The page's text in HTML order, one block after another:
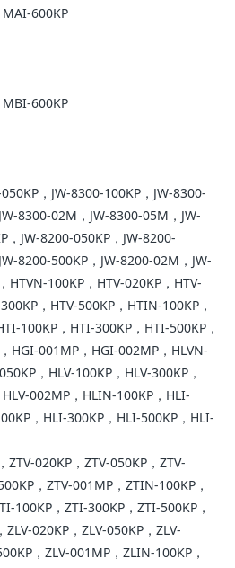
600KP
600KP
，JW-8300-100KP，JW-8300-
8300-02M，JW-8300-05M，JW-
JW-8200-050KP，JW-8200-
8200-500KP，JW-8200-02M，JW-
100KP，HTV-020KP，HTV-
，HTV-500KP，HTIN-100KP，
100KP，HTI-300KP，HTI-500KP，
HGI-001MP，HGI-002MP，HLVN-
，HLV-100KP，HLV-300KP，
002MP，HLIN-100KP，HLI-
，HLI-300KP，HLI-500KP，HLI-
020KP，ZTV-050KP，ZTV-
，ZTV-001MP，ZTIN-100KP，
100KP，ZTI-300KP，ZTI-500KP，
020KP，ZLV-050KP，ZLV-
，ZLV-001MP，ZLIN-100KP，